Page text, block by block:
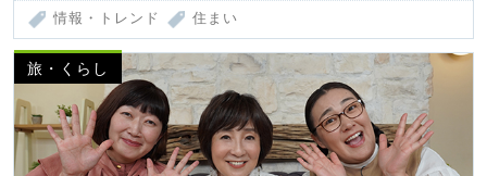
情報・トレンド 住まい
旅・くらし